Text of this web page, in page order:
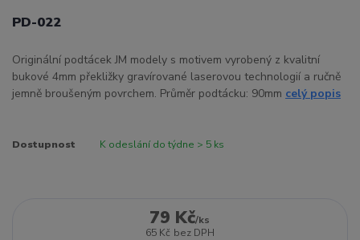
PD-022
Originální podtácek JM modely s motivem vyrobený z kvalitní
bukové 4mm překližky gravírované laserovou technologií a ručně
jemně broušeným povrchem. Průměr podtácku: 90mm celý popis
Dostupnost K odeslání do týdne > 5 ks
79 Kč/ks
65 Kč bez DPH